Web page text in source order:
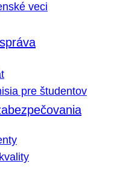
veci
pre študentov